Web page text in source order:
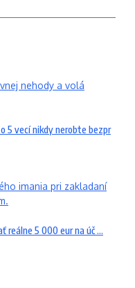
5 vecí nikdy nerobte bezpr
reálne 5 000 eur na úč ...